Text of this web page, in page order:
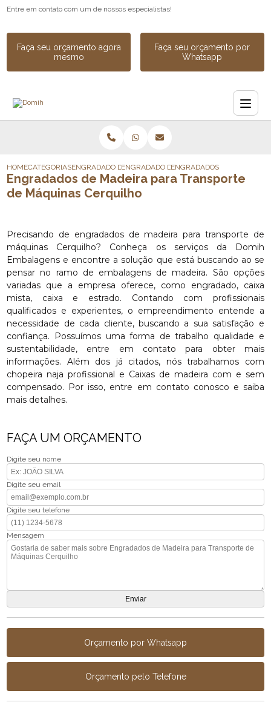
Entre em contato com um de nossos especialistas!
Faça seu orçamento agora
mesmo
Faça seu orçamento por
Whatsapp
HOMECATEGORIASENGRADADO DE MADEIRAENGRADADO DE MADEIRA INDUSTRIAL
ENGRADADOS DE MADEIRA
Engradados de Madeira para Transporte
de Máquinas Cerquilho
Precisando de engradados de madeira para transporte de
máquinas Cerquilho? Conheça os serviços da Domih
Embalagens e encontre a solução que está buscando ao se
pensar no ramo de embalagens de madeira. São opções
variadas que a empresa oferece, como engradado, caixa
mista, caixa e estrado. Contando com profissionais
qualificados e experientes, o empreendimento entende a
necessidade de cada cliente, buscando a sua satisfação e
confiança. Possuímos uma forma de trabalho qualidade e
sustentabilidade, entre em contato para obter mais
informações. Além dos já citados, nós trabalhamos com
chopeira naja profissional e Caixas de madeira com e sem
compensado. Por isso, entre em contato conosco e saiba
mais detalhes.
FAÇA UM ORÇAMENTO
Digite seu nome
Digite seu email
Digite seu telefone
Mensagem
Orçamento por Whatsapp
Orçamento pelo Telefone